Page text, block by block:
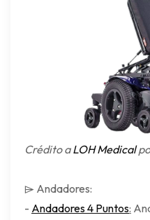
Crédito aLOH Medical
⌲ Andadores:
- Andadores 4 Puntos: